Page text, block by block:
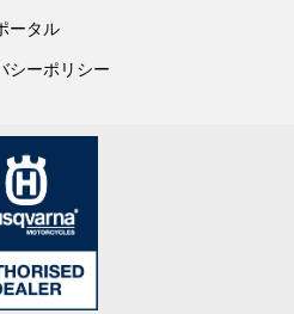
ータル
シーポリシー